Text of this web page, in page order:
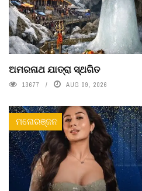
ଅମରନାଥ ଯାତ୍ରା ସ୍ଥଗିତ
13677 AUG 09, 2026
ମନୋରଞ୍ଜନ